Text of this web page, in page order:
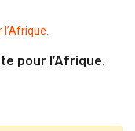
pour l’Afrique.